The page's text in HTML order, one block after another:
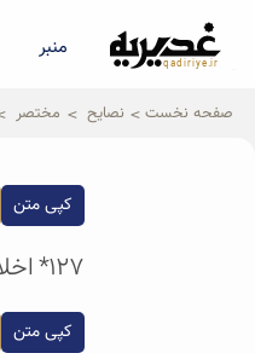
qadiriye.ir
نشریه ی غدیریه-بیانات استاد
منبر
صفحه نخست نصایح مختصر
کپی متن
۱۲۷* اخلاص چیست؟ اخلاص یعنی اینکه شما در این جبهه باشی و از این جبهه جدا نشوی و با “ولایت” زندگی کنی.
کپی متن